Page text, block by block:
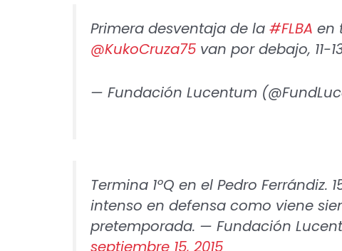
Primera desventaja de la #FLBA en
@KukoCruza75van por debajo, 11-
— Fundación Lucentum
Termina 1ºQ en el Pedro Ferrándiz.
intenso en defensa como viene
pretemporada. — Fundación
septiembre 15, 2015